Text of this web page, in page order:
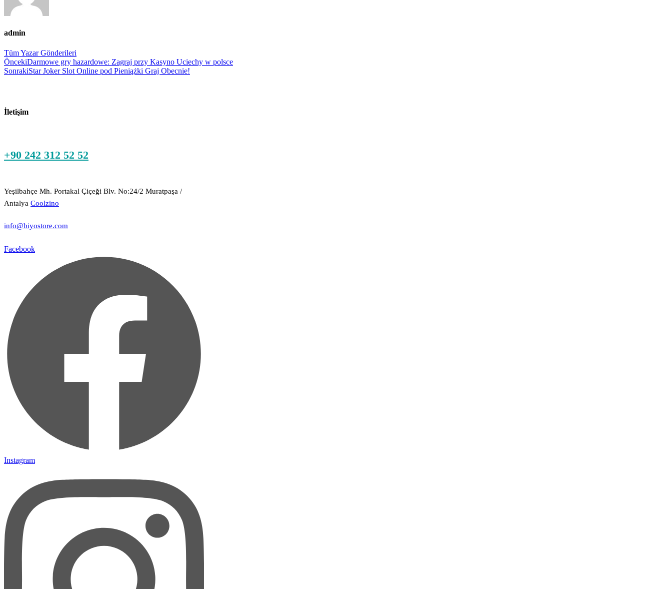
admin
Tüm Yazar Gönderileri
Gönderi
navigasyonu
ÖncekiDarmowe gry hazardowe: Zagraj przy Kasyno Uciechy w polsce
SonrakiStar Joker Slot Online pod Pieniążki Graj Obecnie!
İletişim
+90 242 312 52 52
Yeşilbahçe Mh. Portakal Çiçeği Blv. No:24/2 Muratpaşa /
Antalya Coolzino
info@biyostore.com
Facebook
Instagram